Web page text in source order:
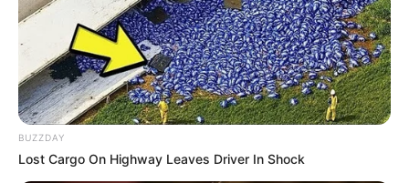
BUZZDAY
Lost Cargo On Highway Leaves Driver In Shock